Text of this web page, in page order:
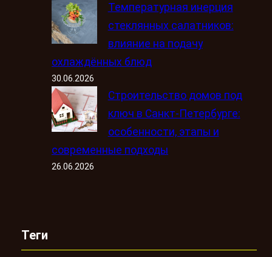
Температурная инерция
стеклянных салатников:
влияние на подачу
охлаждённых блюд
30.06.2026
Строительство домов под
ключ в Санкт-Петербурге:
особенности, этапы и
современные подходы
26.06.2026
Теги